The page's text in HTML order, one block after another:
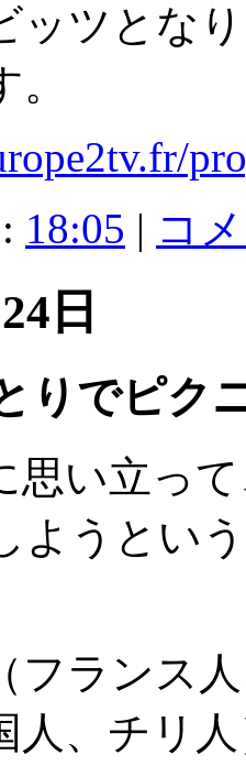
ッツとな
18:05 | コ
日
りでピク
思い立っ
ようとい
フランス
人、チリ